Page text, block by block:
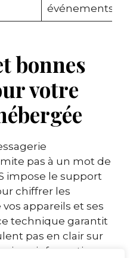
événements
bonnes
votre
pas à un mot de
impose le support
chiffrer les
appareils et ses
technique garantit
pas en clair sur
vos informations